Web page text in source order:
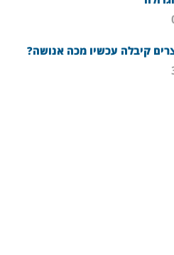
קיבלה עכשיו מכה אנושה?